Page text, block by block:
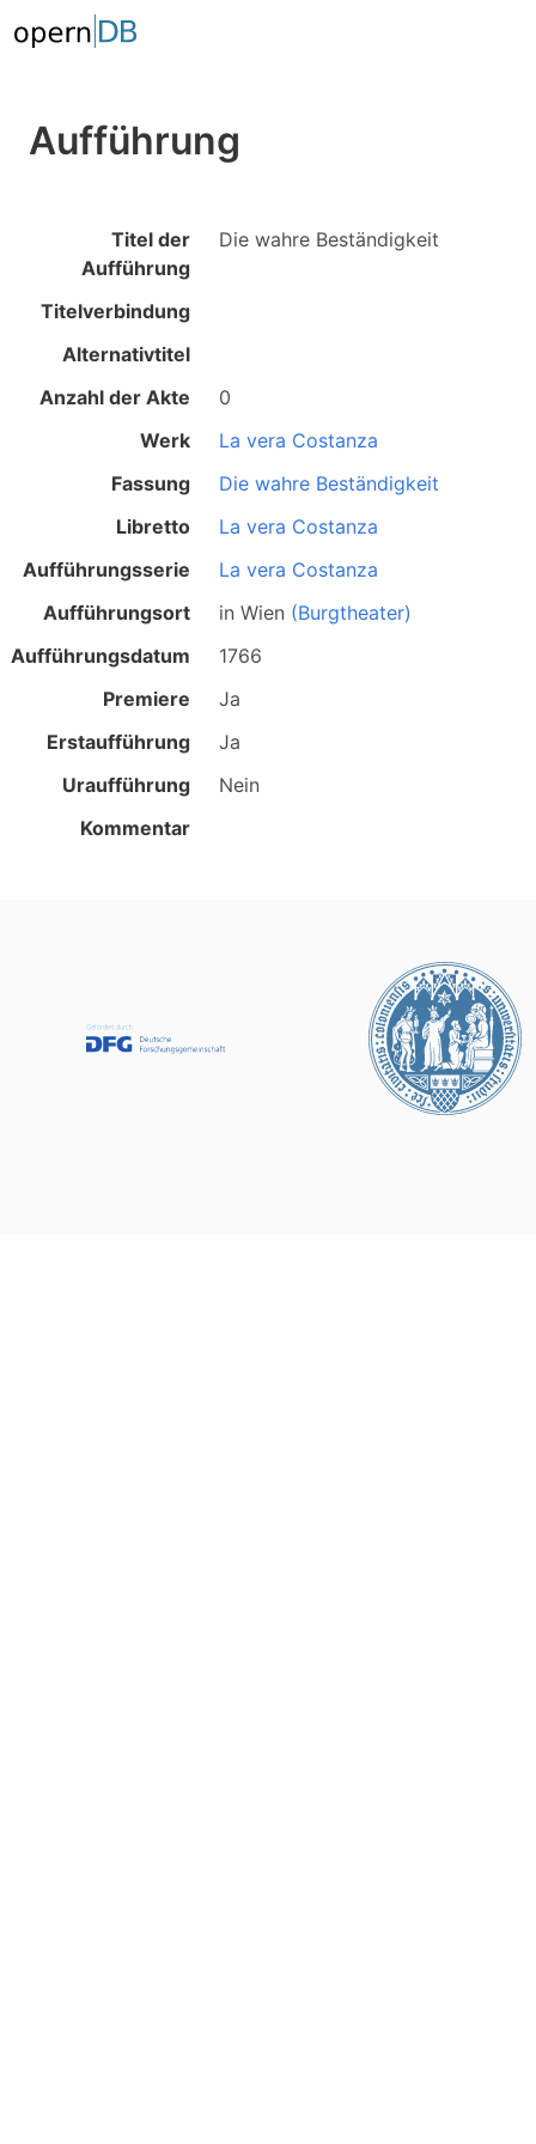
Aufführung
Titel der
Aufführung
Die wahre Beständigkeit
Titelverbindung
Alternativtitel
Anzahl der Akte
0
Werk
La vera Costanza
Fassung
Die wahre Beständigkeit
Libretto
La vera Costanza
Aufführungsserie
La vera Costanza
Aufführungsort
inWien (Burgtheater)
Aufführungsdatum
1766
Premiere
Ja
Erstaufführung
Ja
Uraufführung
Nein
Kommentar